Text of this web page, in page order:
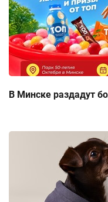
В Минске раздадут